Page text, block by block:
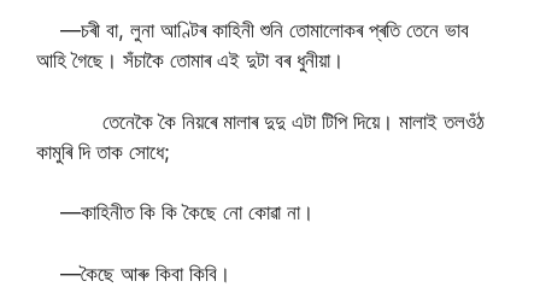
—চৰী বা, লুনা আণ্টিৰ কাহিনী শুনি তোমালোকৰ প্ৰতি তেনে ভাব
আহি গৈছে। সঁচাকৈ তোমাৰ এই দুটা বৰ ধুনীয়া।
তেনেকৈ কৈ নিয়ৰে মালাৰ দুদু এটা টিপি দিয়ে। মালাই তলওঁঠ
কামুৰি দি তাক সোধে;
—কাহিনীত কি কি কৈছে নো কোৱা না।
—কৈছে আৰু কিবা কিবি।